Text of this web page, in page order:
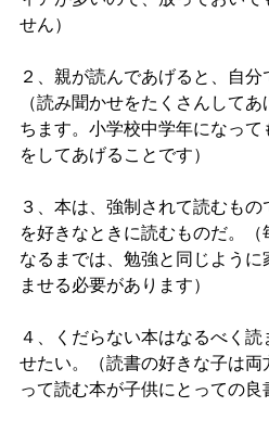
せん）
２、親が読んであげると、自分
（読み聞かせをたくさんして
ちます。小学校中学年になっ
をしてあげることです）
３、本は、強制されて読むも
を好きなときに読むものだ。
なるまでは、勉強と同じよう
ませる必要があります）
４、くだらない本はなるべく
せたい。（読書の好きな子は
って読む本が子供にとっての良